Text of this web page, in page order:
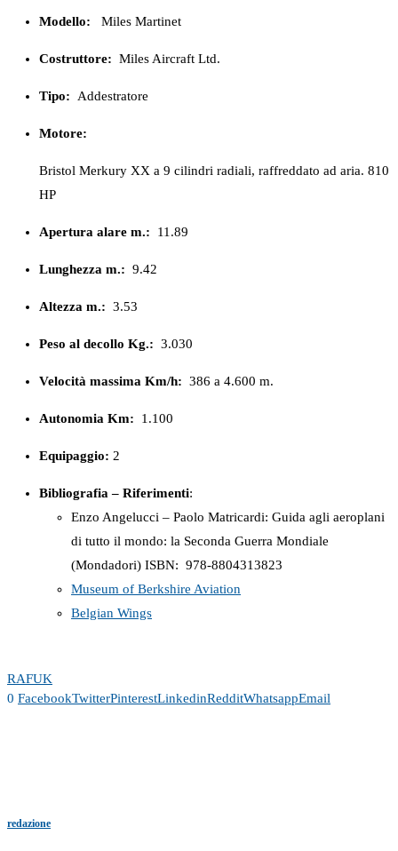
Modello: Miles Martinet
Costruttore: Miles Aircraft Ltd.
Tipo: Addestratore
Motore:
Bristol Merkury XX a 9 cilindri radiali, raffreddato ad aria. 810
HP
Apertura alare m.: 11.89
Lunghezza m.: 9.42
Altezza m.: 3.53
Peso al decollo Kg.: 3.030
Velocità massima Km/h: 386 a 4.600 m.
Autonomia Km: 1.100
Equipaggio: 2
Bibliografia – Riferimenti:
Enzo Angelucci – Paolo Matricardi: Guida agli aeroplani
di tutto il mondo: la Seconda Guerra Mondiale
(Mondadori) ISBN: ‎ 978-8804313823
Museum of Berkshire Aviation
Belgian Wings
RAFUK
0 FacebookTwitterPinterestLinkedinRedditWhatsappEmail
redazione